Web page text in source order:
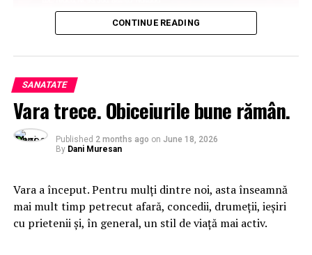
CONTINUE READING
SANATATE
Vara trece. Obiceiurile bune rămân.
Published 2 months ago on June 18, 2026
By Dani Muresan
Vara a început. Pentru mulți dintre noi, asta înseamnă
mai mult timp petrecut afară, concedii, drumeții, ieșiri
cu prietenii și, în general, un stil de viață mai activ.